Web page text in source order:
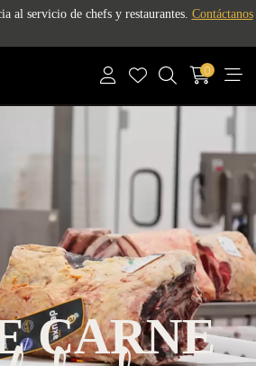
al servicio de chefs y restaurantes. Contáctanos
0
CARNE